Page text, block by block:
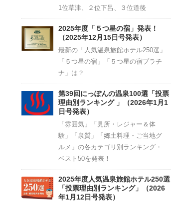
1位草津、２位下呂、３位道後
2025年度「５つ星の宿」発表！
（2025年12月15日号発表）
最新の「人気温泉旅館ホテル250選」
「５つ星の宿」「５つ星の宿プラチ
ナ」は？
第39回にっぽんの温泉100選「投票
理由別ランキング 」（2026年1月1
日号発表）
「雰囲気」「見所・レジャー＆体
験」「泉質」「郷土料理・ご当地グ
ルメ」の各カテゴリ別ランキング・
ベスト50を発表！
2025年度人気温泉旅館ホテル250選
「投票理由別ランキング」（2026
年1月12日号発表）